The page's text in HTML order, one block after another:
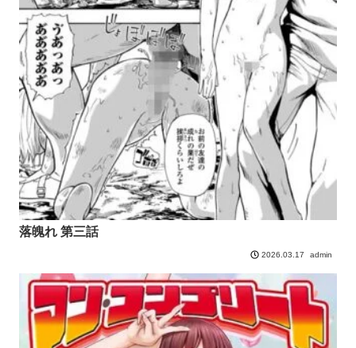
落魄れ 第三話
2026.03.17 admin